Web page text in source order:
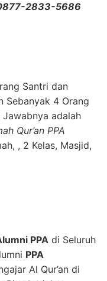
2833-5686
Santri dan
Sebanyak 4 Orang
Jawabnya adalah
Qur’an PPA
, 2 Kelas, Masjid,
PPA di Seluruh
PPA
Al Qur’an di